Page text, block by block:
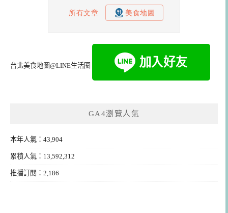
台北美食地圖@LINE生活圈
GA4瀏覽人氣
本年人氣：43,904
累積人氣：13,592,312
推播訂閱：2,186